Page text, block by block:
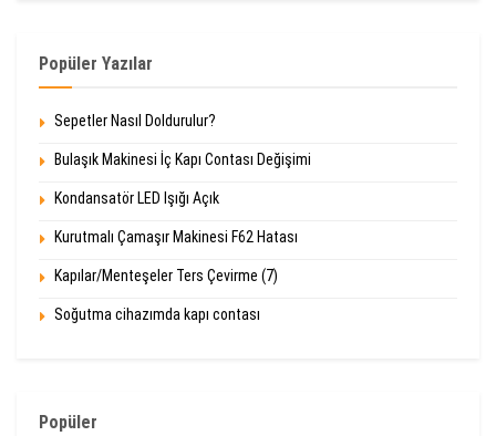
Popüler Yazılar
Sepetler Nasıl Doldurulur?
Bulaşık Makinesi İç Kapı Contası Değişimi
Kondansatör LED Işığı Açık
Kurutmalı Çamaşır Makinesi F62 Hatası
Kapılar/Menteşeler Ters Çevirme (7)
Soğutma cihazımda kapı contası
Popüler